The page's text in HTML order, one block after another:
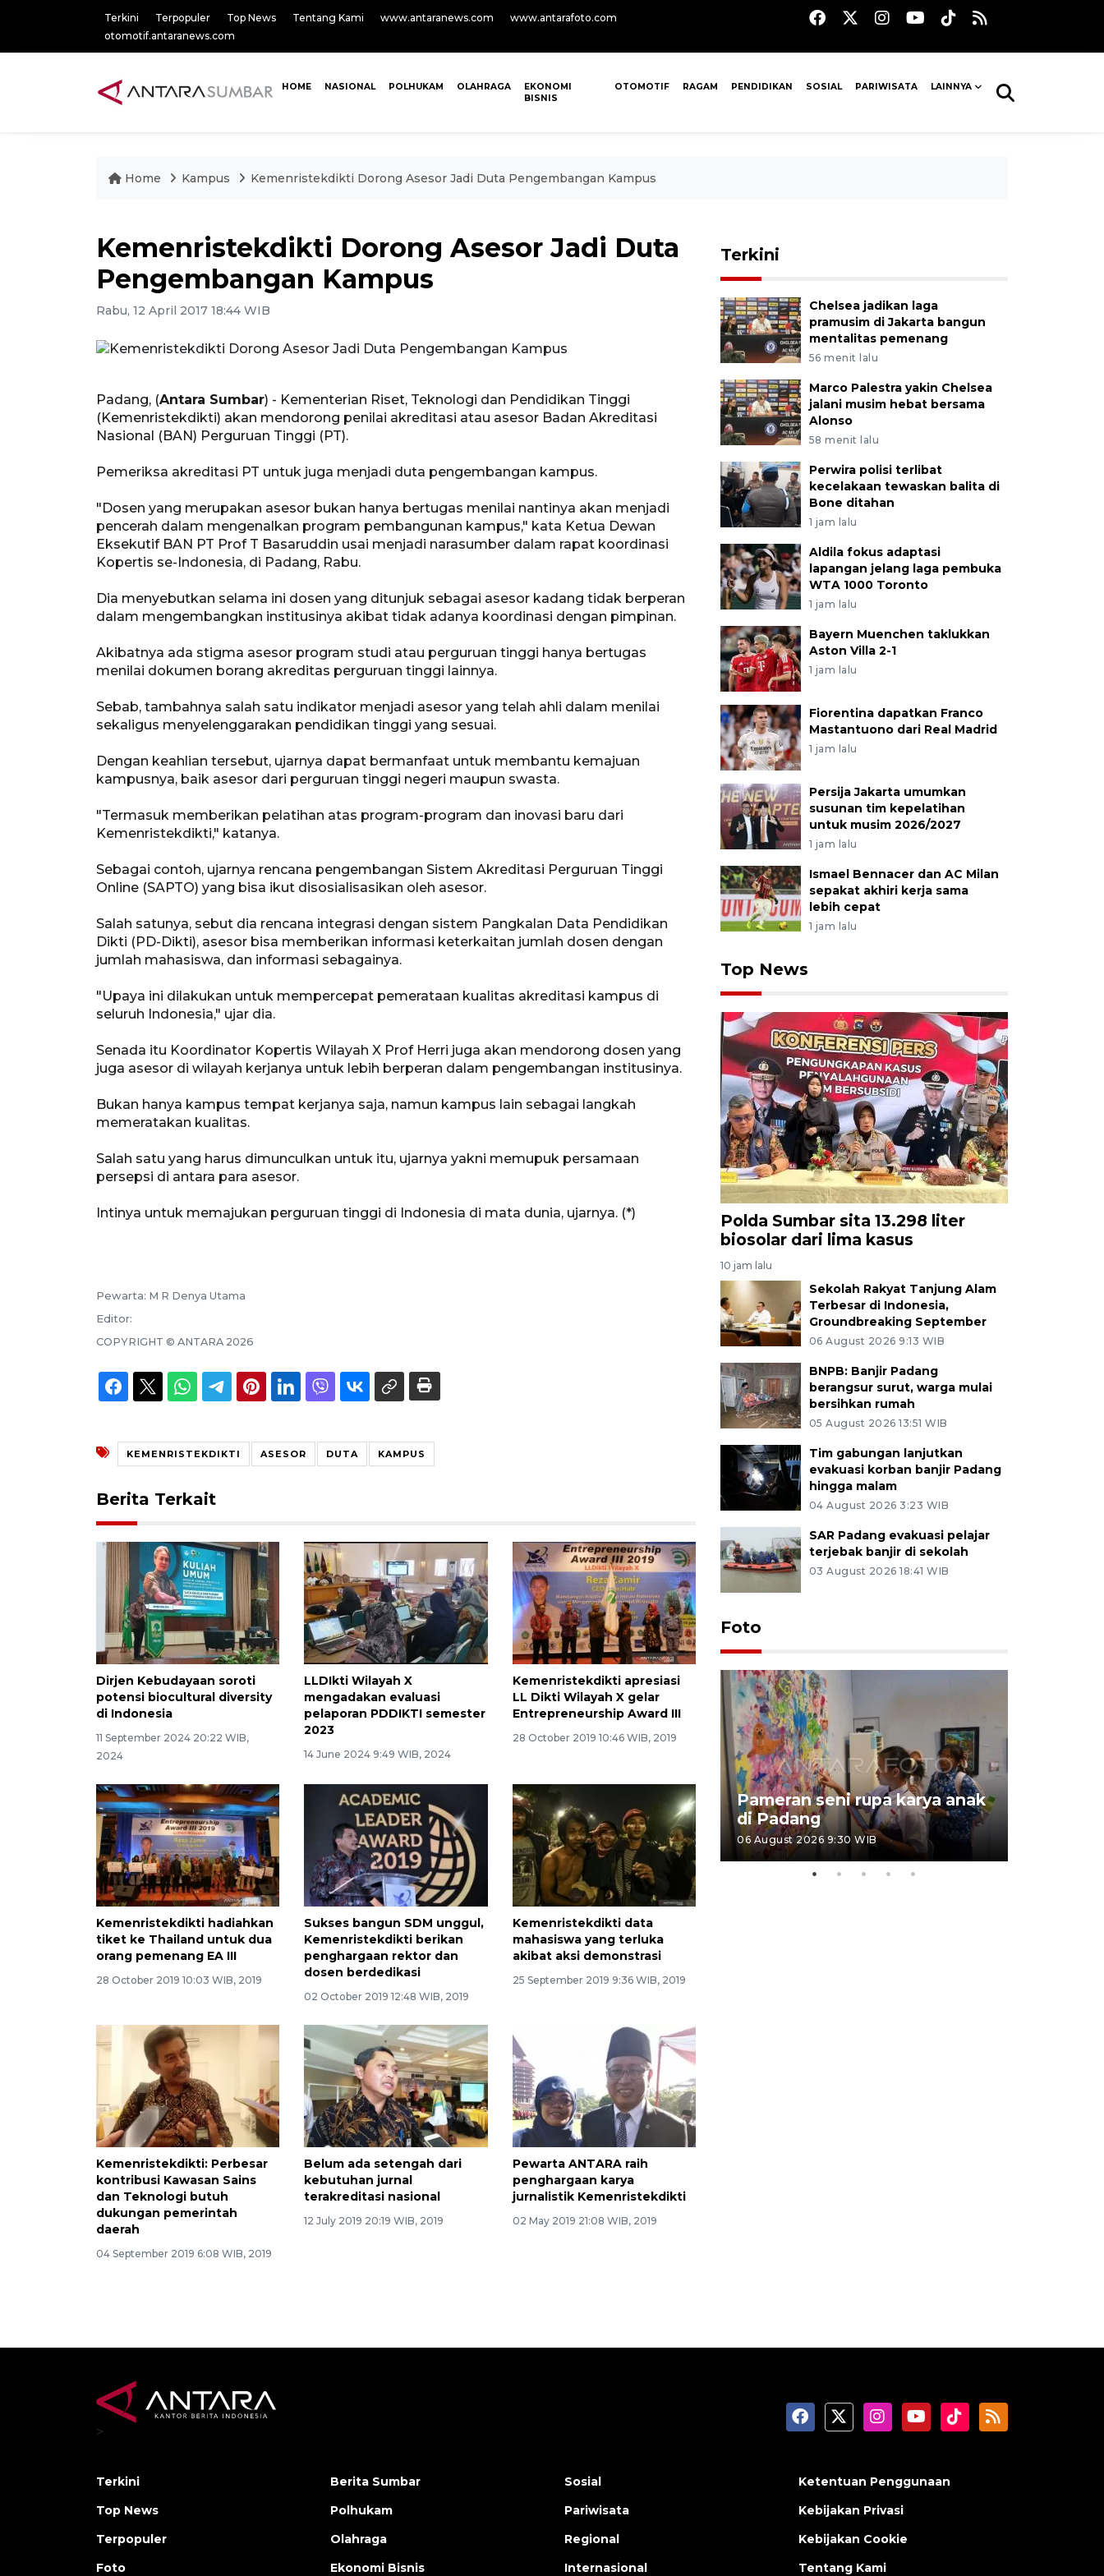
Terkini Terpopuler Top News Tentang Kami www.antaranews.com
www.antarafoto.com
otomotif.antaranews.com
HOME NASIONAL POLHUKAM OLAHRAGA
EKONOMI
BISNIS
OTOMOTIF RAGAM PENDIDIKAN SOSIAL PARIWISATA LAINNYA
Home Kampus Kemenristekdikti Dorong Asesor Jadi Duta Pengembangan Kampus
Kemenristekdikti Dorong Asesor Jadi Duta
Pengembangan Kampus
Rabu, 12 April 2017 18:44 WIB
Padang, (Antara Sumbar) - Kementerian Riset, Teknologi dan Pendidikan Tinggi
(Kemenristekdikti) akan mendorong penilai akreditasi atau asesor Badan Akreditasi
Nasional (BAN) Perguruan Tinggi (PT).
Pemeriksa akreditasi PT untuk juga menjadi duta pengembangan kampus.
"Dosen yang merupakan asesor bukan hanya bertugas menilai nantinya akan menjadi
pencerah dalam mengenalkan program pembangunan kampus," kata Ketua Dewan
Eksekutif BAN PT Prof T Basaruddin usai menjadi narasumber dalam rapat koordinasi
Kopertis se-Indonesia, di Padang, Rabu.
Dia menyebutkan selama ini dosen yang ditunjuk sebagai asesor kadang tidak berperan
dalam mengembangkan institusinya akibat tidak adanya koordinasi dengan pimpinan.
Akibatnya ada stigma asesor program studi atau perguruan tinggi hanya bertugas
menilai dokumen borang akreditas perguruan tinggi lainnya.
Sebab, tambahnya salah satu indikator menjadi asesor yang telah ahli dalam menilai
sekaligus menyelenggarakan pendidikan tinggi yang sesuai.
Dengan keahlian tersebut, ujarnya dapat bermanfaat untuk membantu kemajuan
kampusnya, baik asesor dari perguruan tinggi negeri maupun swasta.
"Termasuk memberikan pelatihan atas program-program dan inovasi baru dari
Kemenristekdikti," katanya.
Sebagai contoh, ujarnya rencana pengembangan Sistem Akreditasi Perguruan Tinggi
Online (SAPTO) yang bisa ikut disosialisasikan oleh asesor.
Salah satunya, sebut dia rencana integrasi dengan sistem Pangkalan Data Pendidikan
Dikti (PD-Dikti), asesor bisa memberikan informasi keterkaitan jumlah dosen dengan
jumlah mahasiswa, dan informasi sebagainya.
"Upaya ini dilakukan untuk mempercepat pemerataan kualitas akreditasi kampus di
seluruh Indonesia," ujar dia.
Senada itu Koordinator Kopertis Wilayah X Prof Herri juga akan mendorong dosen yang
juga asesor di wilayah kerjanya untuk lebih berperan dalam pengembangan institusinya.
Bukan hanya kampus tempat kerjanya saja, namun kampus lain sebagai langkah
memeratakan kualitas.
Salah satu yang harus dimunculkan untuk itu, ujarnya yakni memupuk persamaan
persepsi di antara para asesor.
Intinya untuk memajukan perguruan tinggi di Indonesia di mata dunia, ujarnya. (*)
Pewarta: M R Denya Utama
Editor:
COPYRIGHT © ANTARA 2026
KEMENRISTEKDIKTI ASESOR DUTA KAMPUS
Berita Terkait
Dirjen Kebudayaan soroti
potensi biocultural diversity
di Indonesia
11 September 2024 20:22 WIB,
2024
LLDIkti Wilayah X
mengadakan evaluasi
pelaporan PDDIKTI semester
2023
14 June 2024 9:49 WIB, 2024
Kemenristekdikti apresiasi
LL Dikti Wilayah X gelar
Entrepreneurship Award III
28 October 2019 10:46 WIB, 2019
Kemenristekdikti hadiahkan
tiket ke Thailand untuk dua
orang pemenang EA III
28 October 2019 10:03 WIB, 2019
Sukses bangun SDM unggul,
Kemenristekdikti berikan
penghargaan rektor dan
dosen berdedikasi
02 October 2019 12:48 WIB, 2019
Kemenristekdikti data
mahasiswa yang terluka
akibat aksi demonstrasi
25 September 2019 9:36 WIB, 2019
Kemenristekdikti: Perbesar
kontribusi Kawasan Sains
dan Teknologi butuh
dukungan pemerintah
daerah
04 September 2019 6:08 WIB, 2019
Belum ada setengah dari
kebutuhan jurnal
terakreditasi nasional
12 July 2019 20:19 WIB, 2019
Pewarta ANTARA raih
penghargaan karya
jurnalistik Kemenristekdikti
02 May 2019 21:08 WIB, 2019
Terkini
Chelsea jadikan laga
pramusim di Jakarta bangun
mentalitas pemenang
56 menit lalu
Marco Palestra yakin Chelsea
jalani musim hebat bersama
Alonso
58 menit lalu
Perwira polisi terlibat
kecelakaan tewaskan balita di
Bone ditahan
1 jam lalu
Aldila fokus adaptasi
lapangan jelang laga pembuka
WTA 1000 Toronto
1 jam lalu
Bayern Muenchen taklukkan
Aston Villa 2-1
1 jam lalu
Fiorentina dapatkan Franco
Mastantuono dari Real Madrid
1 jam lalu
Persija Jakarta umumkan
susunan tim kepelatihan
untuk musim 2026/2027
1 jam lalu
Ismael Bennacer dan AC Milan
sepakat akhiri kerja sama
lebih cepat
1 jam lalu
Top News
Polda Sumbar sita 13.298 liter
biosolar dari lima kasus
10 jam lalu
Sekolah Rakyat Tanjung Alam
Terbesar di Indonesia,
Groundbreaking September
06 August 2026 9:13 WIB
BNPB: Banjir Padang
berangsur surut, warga mulai
bersihkan rumah
05 August 2026 13:51 WIB
Tim gabungan lanjutkan
evakuasi korban banjir Padang
hingga malam
04 August 2026 3:23 WIB
SAR Padang evakuasi pelajar
terjebak banjir di sekolah
03 August 2026 18:41 WIB
Foto
Penyelesaian pembentukan
Kopdes Merah Putih di
Sumbar
05 August 2026 10:33 WIB
Pameran seni rupa karya anak
di Padang
06 August 2026 9:30 WIB
>
Terkini
Top News
Terpopuler
Foto
Berita Sumbar
Polhukam
Olahraga
Ekonomi Bisnis
Sosial
Pariwisata
Regional
Internasional
Ketentuan Penggunaan
Kebijakan Privasi
Kebijakan Cookie
Tentang Kami